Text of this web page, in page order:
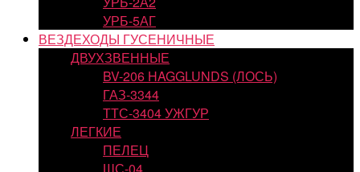
УРБ-5АГ
ВЕЗДЕХОДЫ ГУСЕНИЧНЫЕ
ДВУХЗВЕННЫЕ
BV-206 HAGGLUNDS (ЛОСЬ)
ГАЗ-3344
ТТС-3404 УЖГУР
ЛЕГКИЕ
ПЕЛЕЦ